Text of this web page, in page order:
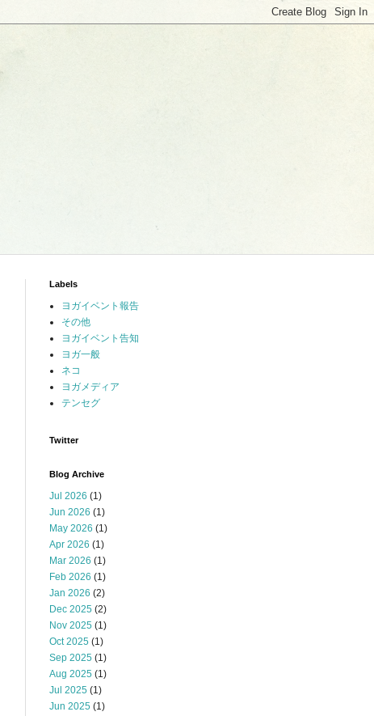
Labels
ヨガイベント報告
その他
ヨガイベント告知
ヨガ一般
ネコ
ヨガメディア
テンセグ
Twitter
Blog Archive
Jul 2026 (1)
Jun 2026 (1)
May 2026 (1)
Apr 2026 (1)
Mar 2026 (1)
Feb 2026 (1)
Jan 2026 (2)
Dec 2025 (2)
Nov 2025 (1)
Oct 2025 (1)
Sep 2025 (1)
Aug 2025 (1)
Jul 2025 (1)
Jun 2025 (1)